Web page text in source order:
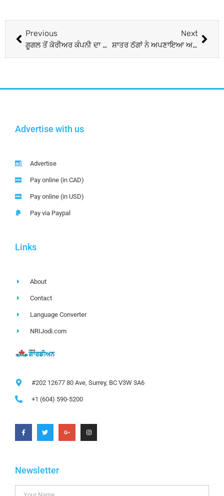
Previous
ਗੂਗਲ ਤੋਂ ਕੋਰੀਅਰ ਕੰਪਨੀ ਦਾ ਮੋਬਾਈਲ ਫੋਨ ਸਰਚ ਕਰਨਾ ਪਿਆ ਮਹਿੰਗਾ, ਸ਼ਾਤਰ ਠੱਗ ਨੇ ਖਾਤਾ ਕਰਵਾਇਆ ਖਾਲੀ, ਮੁਕੱਦਮਾ ਦਰਜ
Next
ਸ਼ਾਤਰ ਠੱਗਾਂ ਨੇ ਅਪਣਾਇਆ ਅਪਰਾਧ ਦਾ ਨਵਾਂ ਤਰੀਕਾ, ਬਿਨਾਂ ਓਟੀਪੀ ਹਾਸਲ ਕੀਤੇ ਵਿਅਕਤੀ ਦੇ ਖਾਤੇ ‘ਚੋਂ ਕਢਵਾਈ ਇਕ ਲੱਖ ਰੁਪਏ ਦੀ ਨਕਦੀ
Advertise with us
Advertise
Pay online (in CAD)
Pay online (in USD)
Pay via Paypal
Links
About
Contact
Language Converter
NRIJodi.com
#202 12677 80 Ave, Surrey, BC V3W 3A6
+1 (604) 590-5200
Newsletter